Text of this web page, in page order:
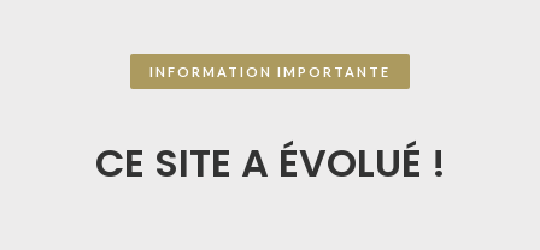
INFORMATION IMPORTANTE
CE SITE A ÉVOLUÉ !